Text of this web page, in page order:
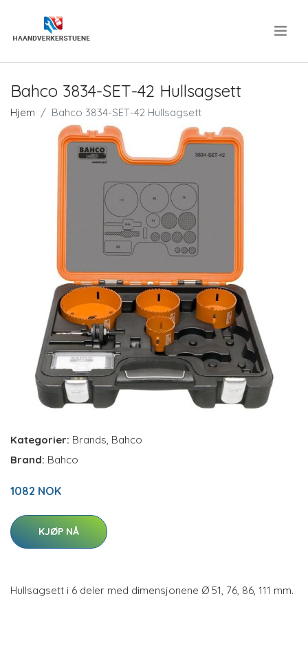
Bahco 3834-SET-42 Hullsagsett
Hjem Bahco 3834-SET-42 Hullsagsett
Kategorier: Brands, Bahco
Brand: Bahco
1082 NOK
KJØP NÅ
Hullsagsett i 6 deler med dimensjonene Ø 51, 76, 86, 111 mm.